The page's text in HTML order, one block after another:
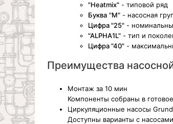
"Heatmix" - типовой ряд
Буква "M" - насосная
Цифра "25" -
"ALPHA1L" - тип и
Цифра "40" -
Преимущества
Монтаж за 10 мин
Компоненты собраны в
Циркуляционные насосы
Доступны варианты с